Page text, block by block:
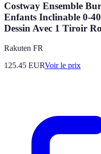
Costway Ensemble
Enfants Inclinable 0-
Dessin Avec 1 Tiroir
Rakuten FR
125.45 EURVoir le prix